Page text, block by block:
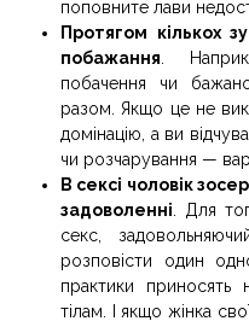
поповните лави
Протягом кількох
побажання .
побачення чи
разом. Якщо це не
домінацію, а ви
чи розчарування —
В сексі чоловік
задоволенні . Для
секс,
розповісти один
практики приносять
тілам. І якщо жінка